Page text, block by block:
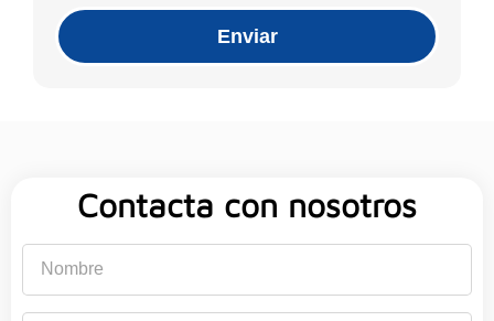
Enviar
Contacta con nosotros